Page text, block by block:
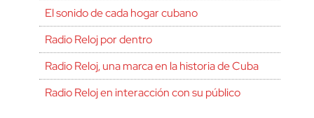
El sonido de cada hogar cubano
Radio Reloj por dentro
Radio Reloj, una marca en la historia de Cuba
Radio Reloj en interacción con su público